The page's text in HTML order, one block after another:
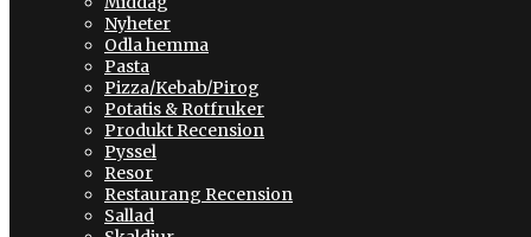
Nyheter
Odla hemma
Pasta
Pizza/Kebab/Pirog
Potatis & Rotfruker
Produkt Recension
Pyssel
Resor
Restaurang Recension
Sallad